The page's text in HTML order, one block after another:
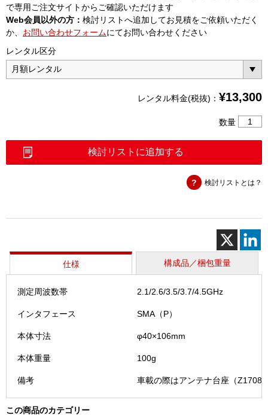
で専用ご注文サイトからご確認いただけます
Web会員以外の方： 検討リストへ追加してお見積をご依頼いただく
か、 お問い合わせフォームにてお問い合わせください
レンタル区分
レンタル料金(税抜)： ¥13,300
数量
テ
1
／
2．
個
検討リストに追加する
検討リストとは？
仕様 構成品／梱包重量
測定周波数帯 2.1/2.6/3.5/3.7/4.5GHz
インタフェース SMA（P）
本体寸法 φ40×106mm
本体重量 100g
備考 車載の際はアンテナ台座（
この商品のカテゴリー